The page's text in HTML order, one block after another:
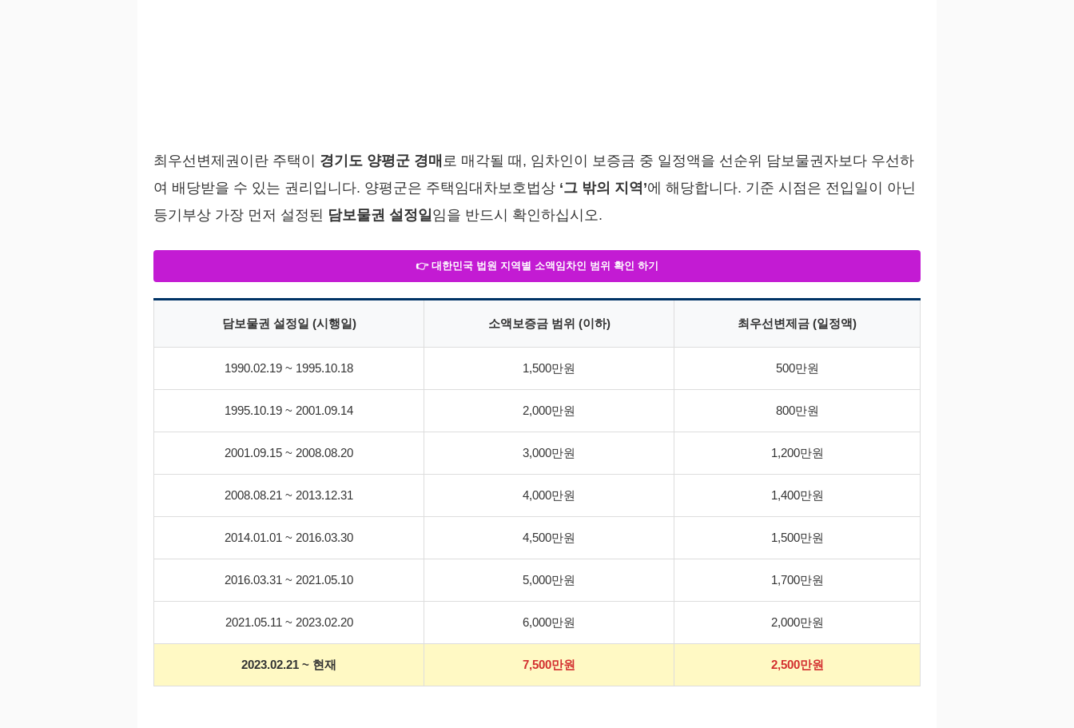
최우선변제권이란 주택이 경기도 양평군 경매 로 매각될 때, 임차인이 보증금 중 일정액을 선순위 담보물권자보다 우선하
여 배당받을 수 있는 권리입니다. 양평군은 주택임대차보호법상 ‘그 밖의 지역’에 해당합니다. 기준 시점은 전입일이 아닌
등기부상 가장 먼저 설정된 담보물권 설정일임을 반드시 확인하십시오.
👉 대한민국 법원 지역별 소액임차인 범위 확인 하기
담보물권 설정일 (시행일) 소액보증금 범위 (이하) 최우선변제금 (일정액)
1990.02.19 ~ 1995.10.18 1,500만원 500만원
1995.10.19 ~ 2001.09.14 2,000만원 800만원
2001.09.15 ~ 2008.08.20 3,000만원 1,200만원
2008.08.21 ~ 2013.12.31 4,000만원 1,400만원
2014.01.01 ~ 2016.03.30 4,500만원 1,500만원
2016.03.31 ~ 2021.05.10 5,000만원 1,700만원
2021.05.11 ~ 2023.02.20 6,000만원 2,000만원
2023.02.21 ~ 현재 7,500만원 2,500만원